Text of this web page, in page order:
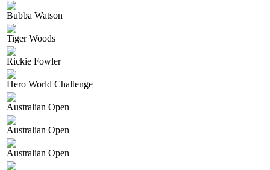
Bubba Watson
Tiger Woods
Rickie Fowler
Hero World Challenge
Australian Open
Australian Open
Australian Open